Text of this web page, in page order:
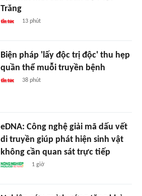
Trăng
13 phút
Biện pháp 'lấy độc trị độc' thu hẹp
quần thể muỗi truyền bệnh
38 phút
eDNA: Công nghệ giải mã dấu vết
di truyền giúp phát hiện sinh vật
không cần quan sát trực tiếp
1 giờ